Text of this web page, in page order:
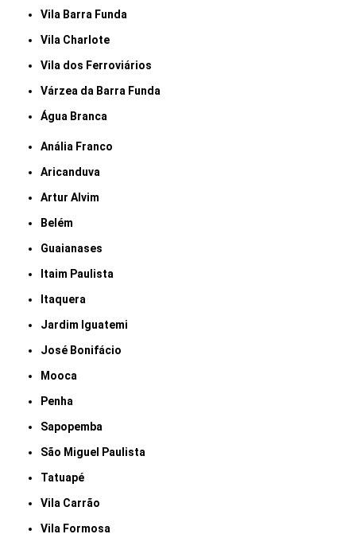
Vila Barra Funda
Vila Charlote
Vila dos Ferroviários
Várzea da Barra Funda
Água Branca
Anália Franco
Aricanduva
Artur Alvim
Belém
Guaianases
Itaim Paulista
Itaquera
Jardim Iguatemi
José Bonifácio
Mooca
Penha
Sapopemba
São Miguel Paulista
Tatuapé
Vila Carrão
Vila Formosa